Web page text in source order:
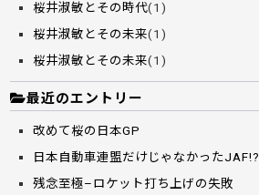
桜井淑敏とその時代(1)
桜井淑敏とその未来(1)
桜井淑敏とその未来(1)
最近のエントリー
改めて桜の日本GP
日本自動車連盟だけじゃなかったJAF!?
残念至極–ロケット打ち上げの失敗